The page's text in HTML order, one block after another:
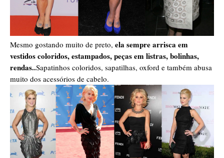
Mesmo gostando muito de preto, ela sempre arrisca em
vestidos coloridos, estampados, peças em listras, bolinhas,
rendas..Sapatinhos coloridos, sapatilhas, oxford e também abusa
muito dos acessórios de cabelo.